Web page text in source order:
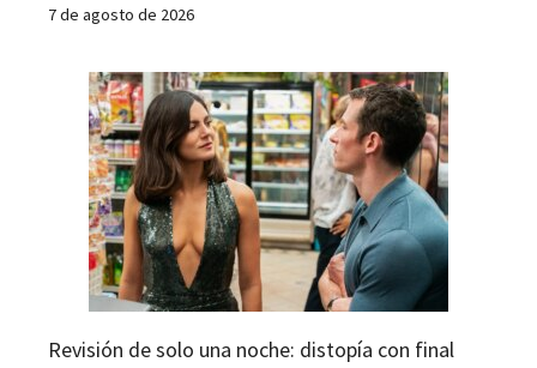
7 de agosto de 2026
Revisión de solo una noche: distopía con final